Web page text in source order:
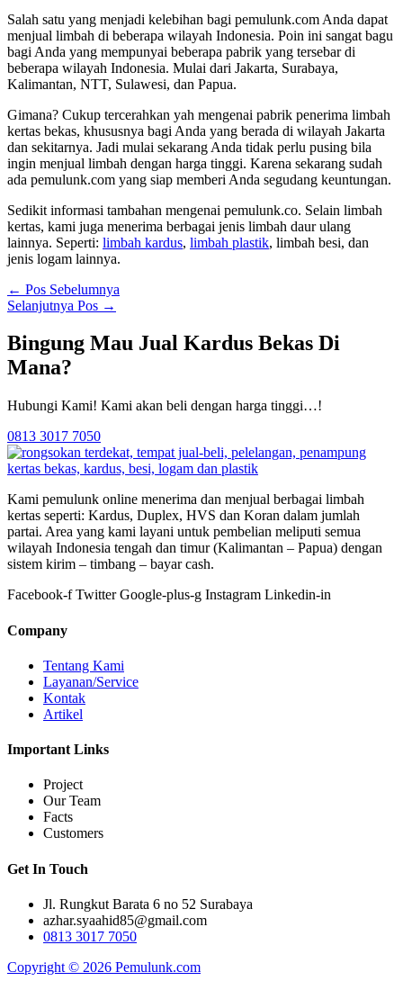
Salah satu yang menjadi kelebihan bagi pemulunk.com Anda dapat
menjual limbah di beberapa wilayah Indonesia. Poin ini sangat bagu
bagi Anda yang mempunyai beberapa pabrik yang tersebar di
beberapa wilayah Indonesia. Mulai dari Jakarta, Surabaya,
Kalimantan, NTT, Sulawesi, dan Papua.
Gimana? Cukup tercerahkan yah mengenai pabrik penerima limbah
kertas bekas, khususnya bagi Anda yang berada di wilayah Jakarta
dan sekitarnya. Jadi mulai sekarang Anda tidak perlu pusing bila
ingin menjual limbah dengan harga tinggi. Karena sekarang sudah
ada pemulunk.com yang siap memberi Anda segudang keuntungan.
Sedikit informasi tambahan mengenai pemulunk.co. Selain limbah
kertas, kami juga menerima berbagai jenis limbah daur ulang
lainnya. Seperti: limbah kardus, limbah plastik, limbah besi, dan
jenis logam lainnya.
← Pos Sebelumnya
Selanjutnya Pos →
Bingung Mau Jual Kardus Bekas Di
Mana?
Hubungi Kami! Kami akan beli dengan harga tinggi…!
0813 3017 7050
Kami pemulunk online menerima dan menjual berbagai limbah
kertas seperti: Kardus, Duplex, HVS dan Koran dalam jumlah
partai. Area yang kami layani untuk pembelian meliputi semua
wilayah Indonesia tengah dan timur (Kalimantan – Papua) dengan
sistem kirim – timbang – bayar cash.
Facebook-f Twitter Google-plus-g Instagram Linkedin-in
Company
Tentang Kami
Layanan/Service
Kontak
Artikel
Important Links
Project
Our Team
Facts
Customers
Get In Touch
Jl. Rungkut Barata 6 no 52 Surabaya
azhar.syaahid85@gmail.com
0813 3017 7050
Copyright © 2026 Pemulunk.com